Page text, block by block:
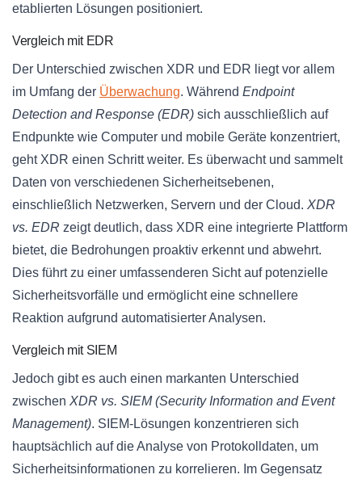
etablierten Lösungen positioniert.
Vergleich mit EDR
Der Unterschied zwischen XDR und EDR liegt vor allem
im Umfang der Überwachung. Während Endpoint
Detection and Response (EDR) sich ausschließlich auf
Endpunkte wie Computer und mobile Geräte konzentriert,
geht XDR einen Schritt weiter. Es überwacht und sammelt
Daten von verschiedenen Sicherheitsebenen,
einschließlich Netzwerken, Servern und der Cloud. XDR
vs. EDR zeigt deutlich, dass XDR eine integrierte Plattform
bietet, die Bedrohungen proaktiv erkennt und abwehrt.
Dies führt zu einer umfassenderen Sicht auf potenzielle
Sicherheitsvorfälle und ermöglicht eine schnellere
Reaktion aufgrund automatisierter Analysen.
Vergleich mit SIEM
Jedoch gibt es auch einen markanten Unterschied
zwischen XDR vs. SIEM (Security Information and Event
Management). SIEM-Lösungen konzentrieren sich
hauptsächlich auf die Analyse von Protokolldaten, um
Sicherheitsinformationen zu korrelieren. Im Gegensatz